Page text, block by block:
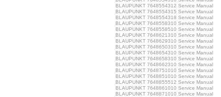
BLAUPUNKT 7648554312 Service Manual
BLAUPUNKT 7648554315 Service Manual
BLAUPUNKT 7648554318 Service Manual
BLAUPUNKT 7648558310 Service Manual
BLAUPUNKT 7648558510 Service Manual
BLAUPUNKT 7648621310 Service Manual
BLAUPUNKT 7648629310 Service Manual
BLAUPUNKT 7648650310 Service Manual
BLAUPUNKT 7648654310 Service Manual
BLAUPUNKT 7648658310 Service Manual
BLAUPUNKT 7648662310 Service Manual
BLAUPUNKT 7648751010 Service Manual
BLAUPUNKT 7648851010 Service Manual
BLAUPUNKT 7648855512 Service Manual
BLAUPUNKT 7648861010 Service Manual
BLAUPUNKT 7648871010 Service Manual